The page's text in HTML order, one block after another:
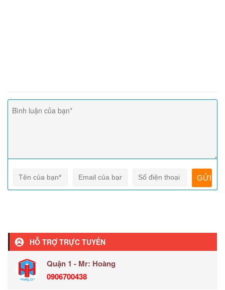
HỖ TRỢ TRỰC TUYẾN
Quận 1 - Mr: Hoàng
0906700438